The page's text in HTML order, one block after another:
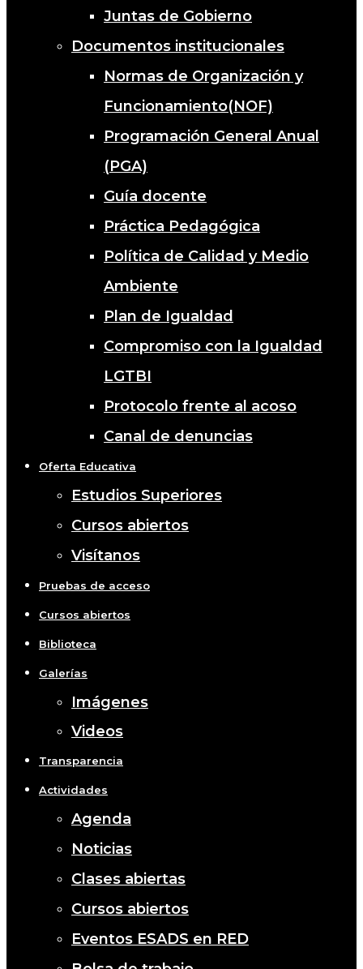
Juntas de Gobierno
Documentos institucionales
Normas de Organización y
Funcionamiento(NOF)
Programación General Anual
(PGA)
Guía docente
Práctica Pedagógica
Política de Calidad y Medio
Ambiente
Plan de Igualdad
Compromiso con la Igualdad
LGTBI
Protocolo frente al acoso
Canal de denuncias
Oferta Educativa
Estudios Superiores
Cursos abiertos
Visítanos
Pruebas de acceso
Cursos abiertos
Biblioteca
Galerías
Imágenes
Videos
Transparencia
Actividades
Agenda
Noticias
Clases abiertas
Cursos abiertos
Eventos ESADS en RED